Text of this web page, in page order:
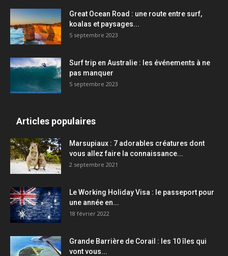
Great Ocean Road : une route entre surf,
koalas et paysages...
5 septembre 2023
Surf trip en Australie : les événements à ne
pas manquer
5 septembre 2023
Articles populaires
Marsupiaux : 7 adorables créatures dont
vous allez faire la connaissance...
2 septembre 2021
Le Working Holiday Visa : le passeport pour
une année en...
18 février 2022
Grande Barrière de Corail : les 10 îles qui
vont vous...